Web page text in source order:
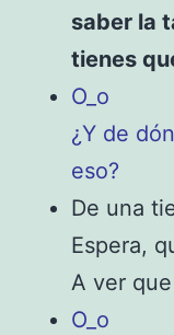
saber la
tienes
O_o
¿Y de
eso?
De una
Espera,
A ver
O_o